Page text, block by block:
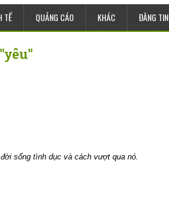
TẾ QUẢNG CÁO KHÁC ĐĂNG TIN
sống tình dục và cách vượt qua nó.